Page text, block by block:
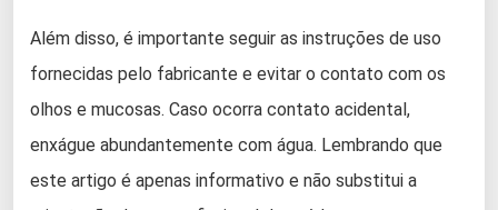
Além disso, é importante seguir as instruções de uso
fornecidas pelo fabricante e evitar o contato com os
olhos e mucosas. Caso ocorra contato acidental,
enxágue abundantemente com água. Lembrando que
este artigo é apenas informativo e não substitui a